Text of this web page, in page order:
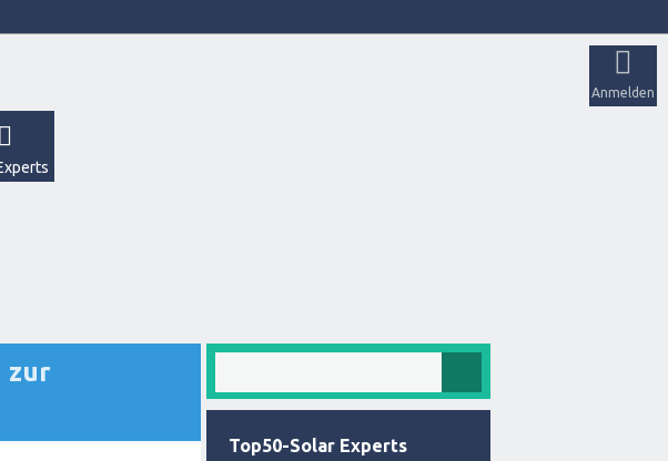
Anmelden
zur
Top50-Solar Experts